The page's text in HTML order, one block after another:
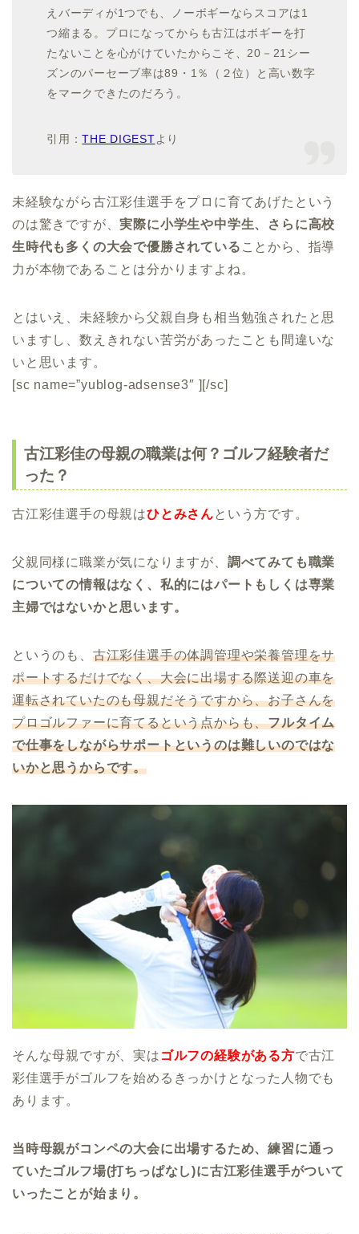
えバーディが1つでも、ノーボギーならスコアは1
つ縮まる。プロになってからも古江はボギーを打
たないことを心がけていたからこそ、20－21シー
ズンのパーセーブ率は89・1％（２位）と高い数字
をマークできたのだろう。
引用：THE DIGESTより
未経験ながら古江彩佳選手をプロに育てあげたという
のは驚きですが、実際に小学生や中学生、さらに高校
生時代も多くの大会で優勝されている ことから、指導
力が本物であることは分かりますよね。
とはいえ、未経験から父親自身も相当勉強されたと思
いますし、数えきれない苦労があったことも間違いな
いと思います。
[sc name=”yublog-adsense3″ ][/sc]
古江彩佳の母親の職業は何？ゴルフ経験者だ
った？
古江彩佳選手の母親はひとみさんという方です。
父親同様に職業が気になりますが、 調べてみても職業
についての情報はなく、私的にはパートもしくは専業
主婦ではないかと思います。
というのも、 古江彩佳選手の体調管理や栄養管理をサ
ポートするだけでなく、大会に出場する際送迎の車を
運転されていたのも母親だそうですから、お子さんを
プロゴルファーに育てるという点からも、フルタイム
で仕事をしながらサポートというのは難しいのではな
いかと思うからです。
そんな母親ですが、実は ゴルフの経験がある方で古江
彩佳選手がゴルフを始めるきっかけとなった人物でも
あります。
当時母親がコンペの大会に出場するため、練習に通っ
ていたゴルフ場(打ちっぱなし)に古江彩佳選手がついて
いったことが始まり。